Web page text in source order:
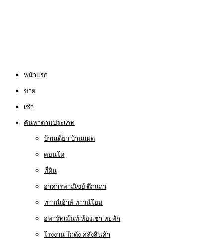
หน้าแรก
ขาย
เช่า
ค้นหาตามประเภท
บ้านเดี่ยว บ้านแฝด
คอนโด
ที่ดิน
อาคารพาณิชย์ ตึกแถว
ทาวน์เฮ้าส์ ทาวน์โฮม
อพาร์ทเม้นท์ ห้องเช่า หอพัก
โรงงาน โกดัง คลังสินค้า